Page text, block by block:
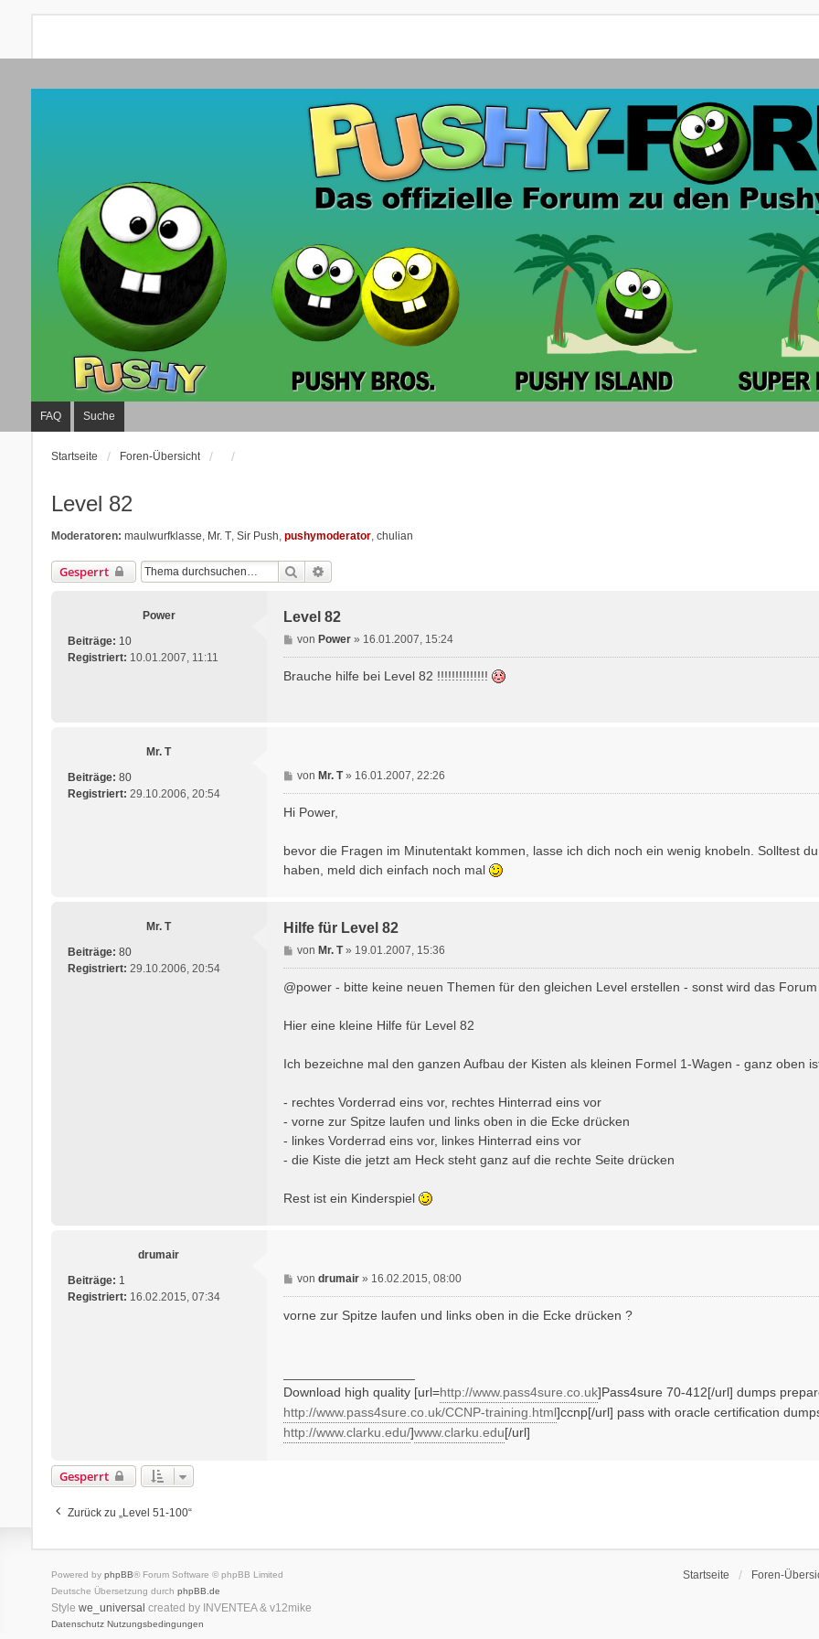
FAQ Suche
Startseite Foren-Übersicht
Level 82
Moderatoren: maulwurfklasse Mr. T, Sir Push pushymoderator, chulian
Gesperrt Suche
Power
Beiträge: 10
Registriert: 10.01.2007, 11:11
Level 82
B
e
vonPower » 16.01.2007, 15:24
Brauche hilfe bei Level 82 !!!!!!!!!!!!!!
Mr. T
Beiträge: 80
Registriert: 29.10.2006, 20:54
B
e
i
a
g
vonMr. T» 16.01.2007, 22:26
Hi Power,
bevor die Fragen im Minutentakt kommen, lasse ich dich noch ein wenig knobeln. Solltest
haben, meld dich einfach noch mal
Mr. T
Beiträge: 80
Registriert: 29.10.2006, 20:54
Hilfe für Level 82
B
e
i
a
vonMr. T» 19.01.2007, 15:36
@power - bitte keine neuen Themen für den gleichen Level erstellen - sonst wird das
Hier eine kleine Hilfe für Level 82
Ich bezeichne mal den ganzen Aufbau der Kisten als kleinen Formel 1-Wagen - ganz oben
- rechtes Vorderrad eins vor, rechtes Hinterrad eins vor
- vorne zur Spitze laufen und links oben in die Ecke drücken
- linkes Vorderrad eins vor, linkes Hinterrad eins vor
- die Kiste die jetzt am Heck steht ganz auf die rechte Seite drücken
Rest ist ein Kinderspiel
drumair
Beiträge: 1
Registriert: 16.02.2015, 07:34
B
e
vondrumair » 16.02.2015, 08:00
vorne zur Spitze laufen und links oben in die Ecke drücken ?
Download high quality [url=http://www.pass4sure.co.uk]Pass4sure 70-412[/url] dumps
http://www.pass4sure.co.uk/CCNP-training.html]ccnp[/url] pass with oracle certification
http://www.clarku.edu/]www.clarku.edu[/url]
Gesperrt
Zurück zu „Level 51-100“
Startseite Foren-
Powered by phpBB® Forum Software © phpBB Limited
Deutsche Übersetzung durch phpBB.de
Style we_universal created by INVENTEA & v12mike
Datenschutz Nutzungsbedingungen